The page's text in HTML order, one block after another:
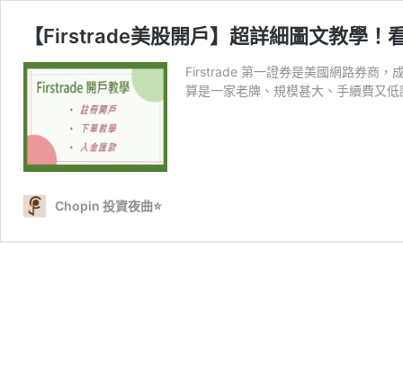
【Firstrade美股開戶】超詳細圖文教學！
Firstrade 第一證券是美國網路券商，
算是一家老牌、規模甚大、手續費又
Chopin 投資夜曲⭐